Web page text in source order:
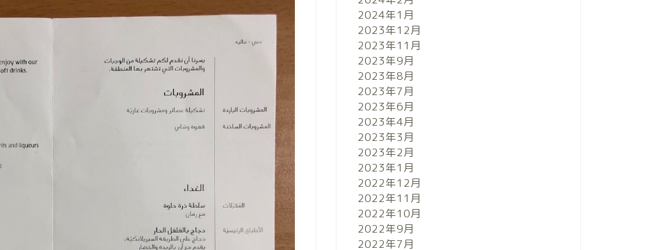
2024年1月
2023年12月
2023年11月
2023年9月
2023年8月
2023年7月
2023年6月
2023年4月
2023年3月
2023年2月
2023年1月
2022年12月
2022年11月
2022年10月
2022年9月
2022年7月